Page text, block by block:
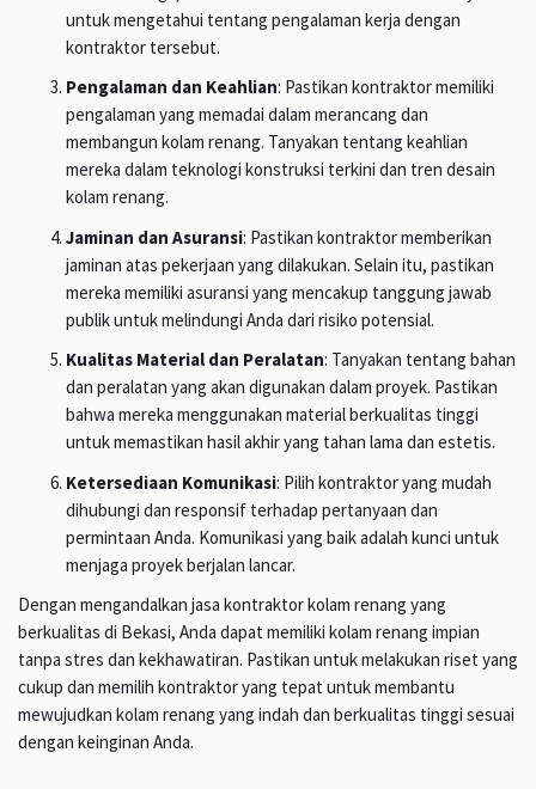
untuk mengetahui tentang pengalaman kerja dengan
kontraktor tersebut.
Pengalaman dan Keahlian: Pastikan kontraktor memiliki
pengalaman yang memadai dalam merancang dan
membangun kolam renang. Tanyakan tentang keahlian
mereka dalam teknologi konstruksi terkini dan tren desain
kolam renang.
Jaminan dan Asuransi: Pastikan kontraktor memberikan
jaminan atas pekerjaan yang dilakukan. Selain itu, pastikan
mereka memiliki asuransi yang mencakup tanggung jawab
publik untuk melindungi Anda dari risiko potensial.
Kualitas Material dan Peralatan: Tanyakan tentang bahan
dan peralatan yang akan digunakan dalam proyek. Pastikan
bahwa mereka menggunakan material berkualitas tinggi
untuk memastikan hasil akhir yang tahan lama dan estetis.
Ketersediaan Komunikasi: Pilih kontraktor yang mudah
dihubungi dan responsif terhadap pertanyaan dan
permintaan Anda. Komunikasi yang baik adalah kunci untuk
menjaga proyek berjalan lancar.
Dengan mengandalkan jasa kontraktor kolam renang yang
berkualitas di Bekasi, Anda dapat memiliki kolam renang impian
tanpa stres dan kekhawatiran. Pastikan untuk melakukan riset yang
cukup dan memilih kontraktor yang tepat untuk membantu
mewujudkan kolam renang yang indah dan berkualitas tinggi sesuai
dengan keinginan Anda.